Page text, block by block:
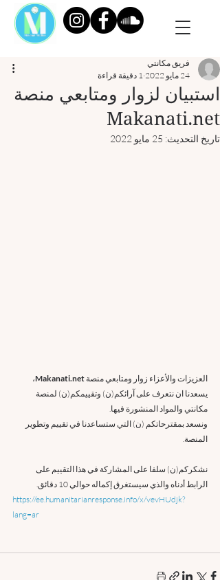
استبيان لزوار ومتابعي منصة
Makanati.net
فريق مكانتي
24 مايو 2022
1 دقيقة قراءة
تاريخ التحديث: 25 مايو 2022
العزيزات والأعزاء زوار ومتابعي منصة Makanati.net،
يسعدنا ان نتعرف على آرائكم(ن) وتقييمكم(ن) لمنصة
مكانتي والمواد المنشورة فيها.
ونسعد بمقترحاتكم (ن) التي ستساعدنا في تقييم وتطوير
المنصة.
نشكركم(ن) سلفا على المشاركة في هذا التقييم على
الرابط أدناه والذي سيستغرق إكماله حوالي 10 دقائق.
https://ee.humanitarianresponse.info/x/vevHUdjk?
lang=ar